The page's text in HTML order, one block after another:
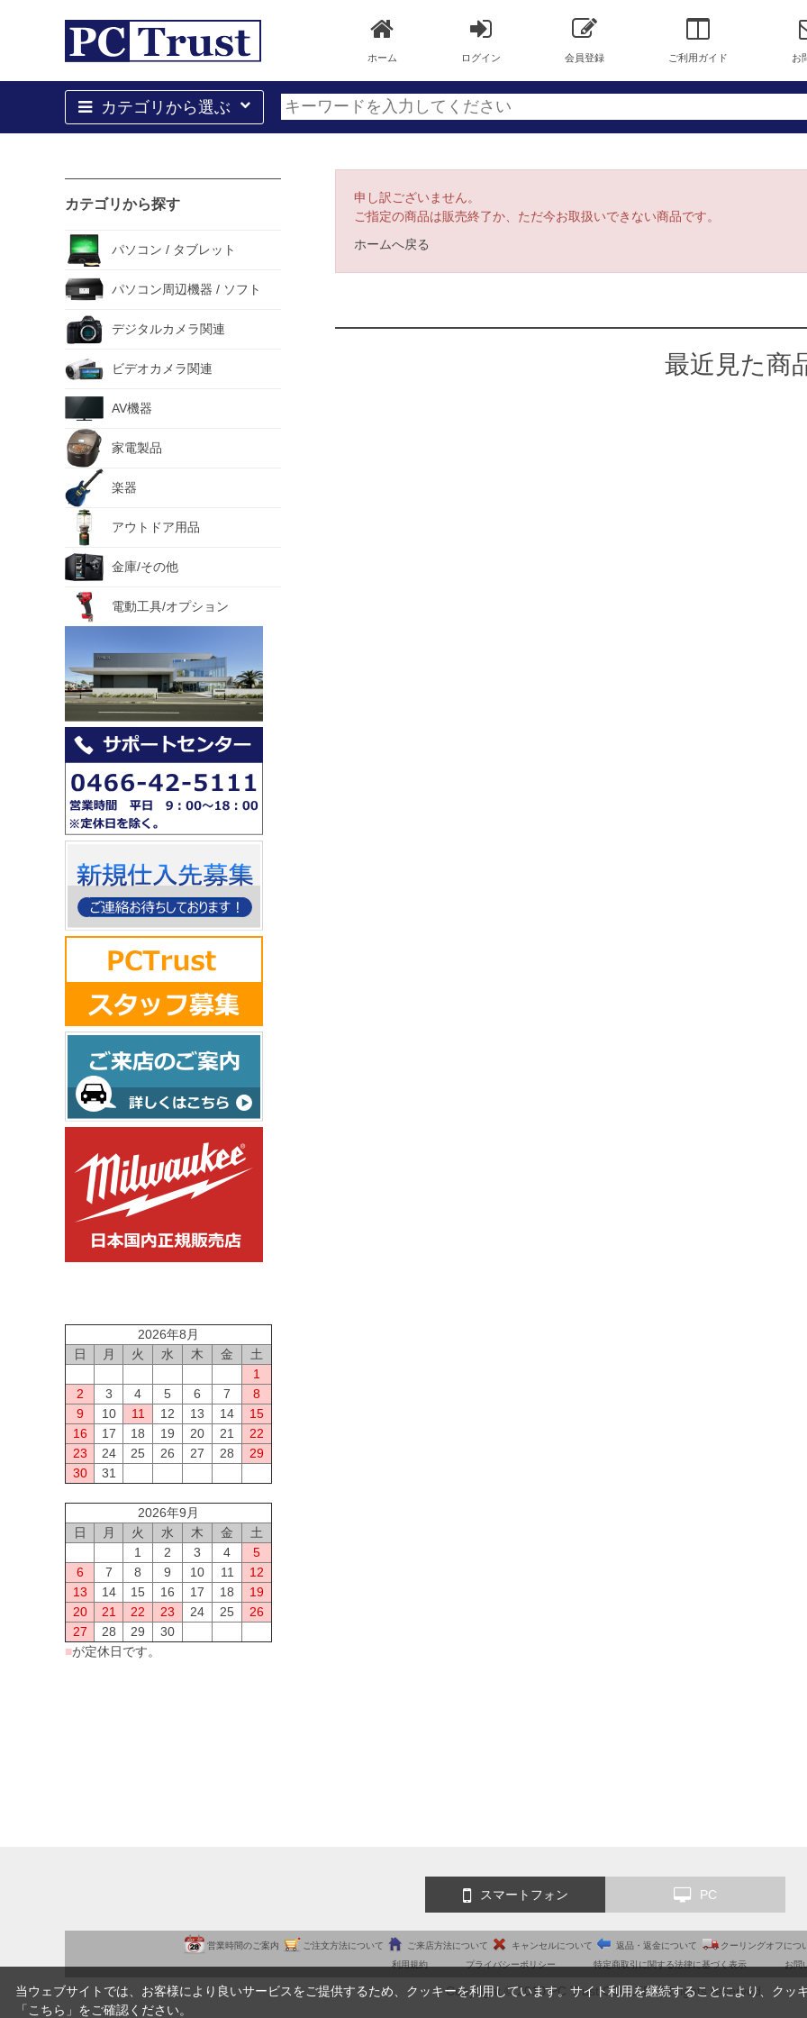
ホーム ログイン 会員登録 ご利用ガイド お
カテゴリから選ぶ
カテゴリから探す
パソコン / タブレット
パソコン周辺機器 / ソフト
デジタルカメラ関連
ビデオカメラ関連
AV機器
家電製品
楽器
アウトドア用品
金庫/その他
電動工具/オプション
2026年8月
日
月 火 水 木 金
土
1
2
3 4 5 6 7
8
9
10 11 12 13 14
15
16
17 18 19 20 21
22
23
24 25 26 27 28
29
30
31
2026年9月
日
月 火 水 木 金
土
1
2 3 4
5
6
7 8 9 10 11
12
13
14 15 16 17 18
19
20
21 22 23 24 25
26
27
28 29
30
■が定休日です。
申し訳ございません。
ご指定の商品は販売終了か、ただ今お取扱いできない商品です。
ホームへ戻る
最近見た商
スマートフォン PC
営業時間のご案内 ご注文方法について ご来店方法について キャンセルについて 返品・返金について クーリングオフにつ
利用規約
プライバシーポリシー 特定商取引に関する法律に基づく表示 お問
Copyright © 2010 PC Trust CO.,LTD. All rights reserved.
当ウェブサイトでは、お客様により良いサービスをご提供するため、クッキーを利用しています。サイト利用を継続することにより、クッ
「 こちら 」をご確認ください。